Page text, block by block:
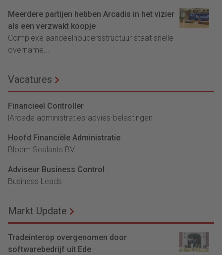
Meerdere partijen hebben Arcadis in het vizier
als een verzwakt koopje
Complexe aandeelhoudersstructuur staat snelle
overname...
Vacatures
Financieel Controller
lArcade administraties-advies-belastingen
Hoofd Financiële Administratie
Bloem Sealants BV
Adviseur Business Control
Business Leads
Markt Update
Tradeinterop overgenomen door
softwarebedrijf uit Ede